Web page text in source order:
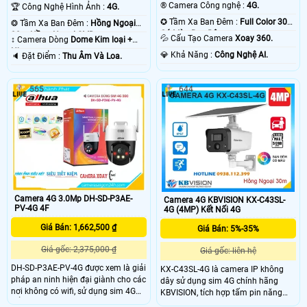
🏆 Công Nghệ Hình Ảnh : 4G.
❂ Tầm Xa Ban Đêm : Hồng Ngoại
30m Hồng Ngoại SMD.
↕️ Camera Dòng Dome Kim loại +
Nhựa.
️🔈 Đặt Điểm : Thu Âm Và Loa.
®️ Camera Công nghệ :4G.
✪ Tầm Xa Ban Đêm : Full Color 30m
Có Màu Ban Ðêm.
💦 Cấu Tạo CameraXoay 360.
️💎 Khả Năng :Công Nghệ AI.
Camera 4G 3.0Mp DH-SD-P3AE-
PV-4G 4F
Giá Bán: 1,662,500 ₫
Giá gốc: 2,375,000 ₫
DH-SD-P3AE-PV-4G được xem là giải
pháp an ninh hiện đại giành cho các
nơi không có wifi, sử dụng sim 4G
để cấp mạng, trang bị ống kính
565
Camera 4G KBVISION KX-C43SL-
4G (4MP) Kết Nối 4G
Giá Bán: 5%-35%
Giá gốc: liên hệ
KX-C43SL-4G là camera IP không
dây sử dụng sim 4G chính hãng
KBVISION, tích hợp tấm pin năng
lượng mặt trời tiện lợi. Camera có
644